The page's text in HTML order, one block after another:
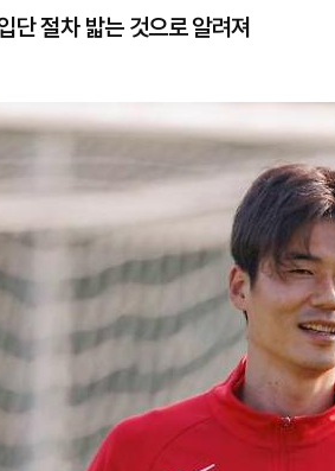
단 절차 밟는 것으로 알려져